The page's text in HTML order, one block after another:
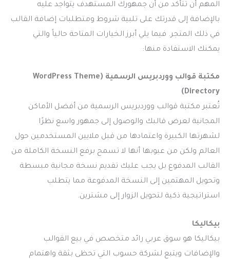
المهم أن تتأكد من أن جمهورك المستهدف يتواجد عليه
بالإضافة إلى قدرتك على تلبية شروط ومتطلبات إضافة القالب
في ذلك المتجر. فيما يلي أبرز الخيارات المتاحة حالياً والتي
يمكنك الاستفادة منها:
مكتبة قوالب ووردبريس الرسمية (WordPress Theme
Directory)
تُعتبر مكتبة قوالب ووردبريس الرسمية من أفضل الأماكن
المجانية لعرض قالبك والوصول إلى جمهور واسع نظرًا
لشهرتها الكبيرة واعتمادها من قبل ملايين المستخدمين حول
العالم ولكن من عيوبها أنها لا تسمح برفع النسخة الكاملة من
القالب المدفوع بل يجب عليك تقديم نسخة مجانية مبسطة
وتحويل المهتمين إلى النسخة المدفوعة مما يتطلب
استراتيجية ذكية لتحويل الزوار إلى مشترين.
بيكاليكا
بيكاليكا هو سوق عربي رائد متخصص في بيع القوالب
والإضافات ويتبع لشركة حسوب التي تحظى بثقة واهتمام